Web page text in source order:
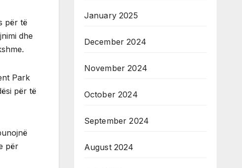
për të
dhe
Park
për të
për
January 2025
December 2024
November 2024
October 2024
September 2024
August 2024